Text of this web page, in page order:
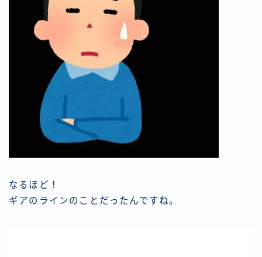
なるほど！
ギアのラインのことだったんですね。